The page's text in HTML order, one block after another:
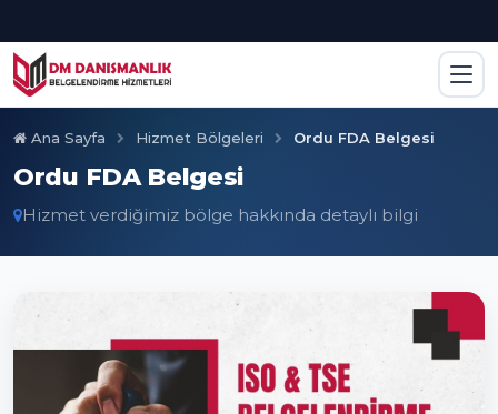
Ana Sayfa Hizmet Bölgeleri Ordu FDA Belgesi
Ordu FDA Belgesi
Hizmet verdiğimiz bölge hakkında detaylı bilgi